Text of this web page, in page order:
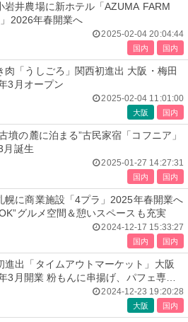
岩井農場に新ホテル「AZUMA FARM
2026年春開業へ
2025-02-04 20:04:44
国内 国内
肉「うしごろ」関西初進出 大阪・梅田
3月オープン
2025-02-04 11:01:00
大阪 国内
墳の麓に泊まる”古民家宿「コフニア」
月誕生
2025-01-27 14:27:31
国内 国内
幌に商業施設「4プラ」2025年春開業へ
グルメ空間＆憩いスペースも充実
2024-12-17 15:33:27
国内 国内
進出「タイムアウトマーケット」大阪
3月開業 粉もんに串揚げ、パフェ専門
2024-12-23 19:20:28
大阪 国内